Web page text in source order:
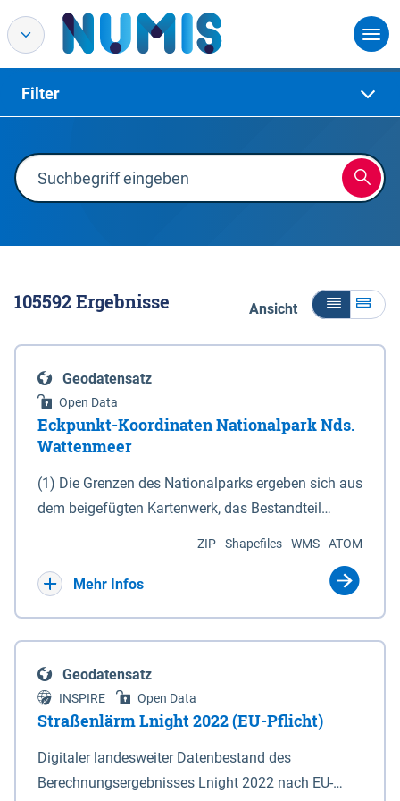
Filter
105592Ergebnisse Ansicht
Geodatensatz
Open Data
Eckpunkt-Koordinaten Nationalpark Nds.
Wattenmeer
(1) Die Grenzen des Nationalparks ergeben sich aus
dem beigefügten Kartenwerk, das Bestandteil
(DTK) im Maßstab 1 : 100 000 (Anlage 2), 2.
verkleinerte Amtliche Karte 1 : 5 000 (AK5) im
projizierte Koordinaten im Europäischen
Terrestrischen Referenzsystem 1989 (ETRS 89) mit
der Universalen Transversalen Mercator-Abbildung
bezogen auf die Zone 32 N (UTM 32N) dargestellt
(Anlage 4); Gleiches gilt für die geografischen
ATOM
WMS
Shapefiles
ZIP
Mehr Infos
Geodatensatz
INSPIRE Open Data
Straßenlärm Lnight 2022 (EU-Pflicht)
Digitaler landesweiter Datenbestand des
Berechnungsergebnisses Lnight 2022 nach EU-